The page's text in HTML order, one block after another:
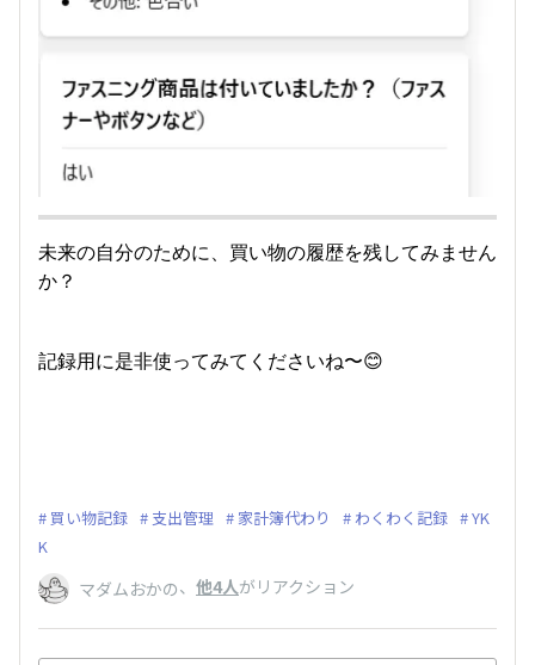
未来の自分のために、買い物の履歴を残してみません
か？
記録用に是非使ってみてくださいね〜😊
買い物記録 支出管理 家計簿代わり わくわく記録
YK
K
マダムおかの、 他4人がリアクション